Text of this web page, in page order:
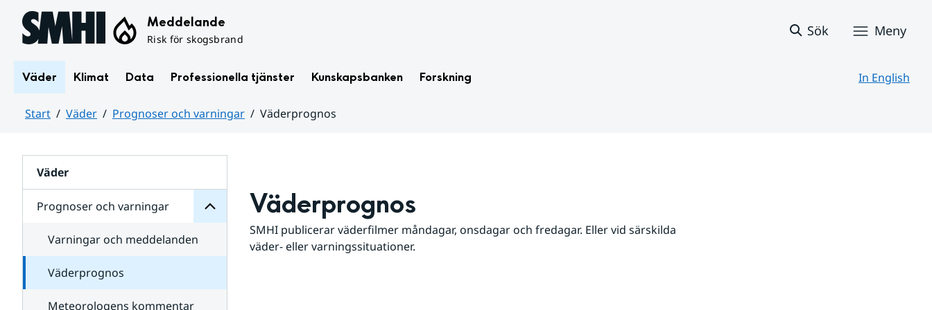
Hoppa till sidans innehåll Meddelande
Risk för skogsbrand
Sök Meny
Väder Klimat Data Professionella tjänster Kunskapsbanken Forskning In English
Start Väder Prognoser och varningar
Väderprognos
Väder
Prognoser och varningar
för
varningar
Varningar och meddelanden
Väderprognos
Meteorologens kommentar
Väderprognos
SMHI publicerar väderfilmer måndagar, onsdagar och fredagar. Eller vid särskilda
väder- eller varningssituationer.